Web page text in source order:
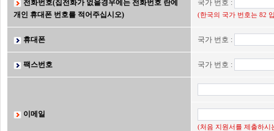
전화번호(집전화가 없을경우에는 전화번호 란에
개인 휴대폰 번호를 적어주십시오)
국가 번호 :
(한국의 국가 번호는 82
휴대폰 국가 번호 :
팩스번호 국가 번호 :
이메일
(처음 지원서를 제출하시